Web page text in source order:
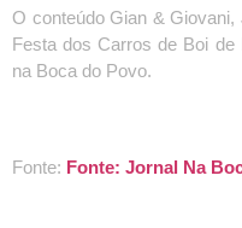
O conteúdo Gian &
Festa dos Carros de Boi
na Boca do Povo.
Fonte: Fonte: Jornal Na